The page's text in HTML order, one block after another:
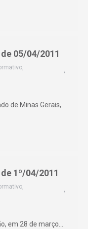
05/04/2011
,
de Minas Gerais,
1º/04/2011
,
em 28 de março…